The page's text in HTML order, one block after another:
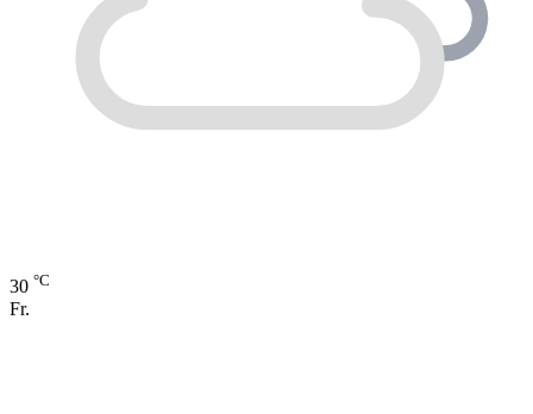
30 °C
Fr.